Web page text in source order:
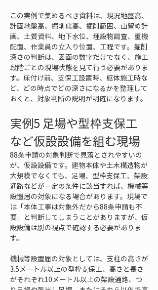
この実例で集めるべき資料は、現況地盤高、
計画地盤高、掘削底高、掘削範囲、山留め計
画、土質資料、地下水位、埋設物調査、重機
配置、作業員の立入り位置、工程です。掘削
深さの判断は、図面の数字だけでなく、施工
段階ごとの現場状態を見て行う必要がありま
す。床付け前、支保工設置時、躯体施工時な
ど、どの時点でどの深さになるかを整理して
おくと、対象判断の説明が明確になります。
実例5 足場や型枠支保工
など仮設設備を組む現場
88条申請の対象判断で見落とされやすいの
が、仮設設備です。建物本体や土木構造物が
大規模でなくても、足場、型枠支保工、架設
通路などが一定の条件に該当すれば、機械等
設置届の対象になる場合があります。現場で
は「本体工事は対象外だから88条申請も不
要」と判断してしまうことがありますが、仮
設設備は別の視点で確認する必要がありま
す。
機械等設置届の対象としては、支柱の高さが
3.5メートル以上の型枠支保工、高さと長さ
がそれぞれ10メートル以上の架設通路、つ